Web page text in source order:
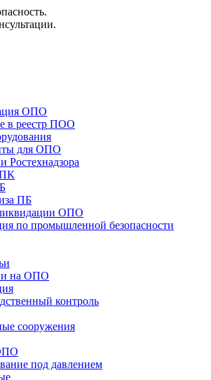
ОПО
в реестр ПОО
для ОПО
Ростехнадзора
ПК
ПБ
ОПО
по промышленной безопасности
на ОПО
контроль
сооружения
под давлением